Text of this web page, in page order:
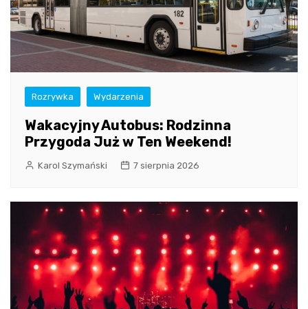
Rozrywka Wydarzenia
Wakacyjny Autobus: Rodzinna
Przygoda Już w Ten Weekend!
Karol Szymański 7 sierpnia 2026